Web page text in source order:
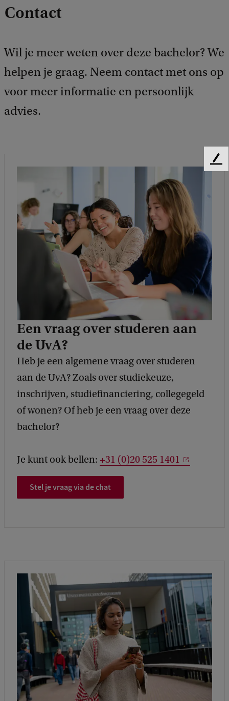
Contact
Wil je meer weten over deze bachelor? We
helpen je graag. Neem contact met ons op
voor meer informatie en persoonlijk
advies.
Een vraag over studeren aan
de UvA?
Heb je een algemene vraag over studeren
aan de UvA? Zoals over studiekeuze,
inschrijven, studiefinanciering, collegegeld
of wonen? Of heb je een vraag over deze
bachelor?
Je kunt ook bellen: +31 (0)20 525 1401
Stel je vraag via de chat
F